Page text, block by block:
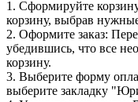
1. Сформируйте
корзину, выбрав
2. Оформите заказ:
убедившись, что все
корзину.
3. Выберите форму
выберите закладку